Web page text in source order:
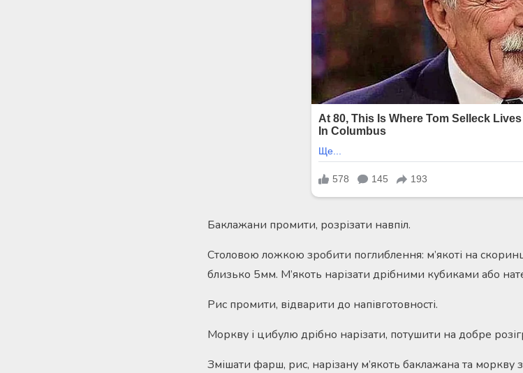
Баклажани промити, розрізати навпіл.
Столовою ложкою зробити поглиблення: м’якоті на
близько 5мм. М’якоть нарізати дрібними кубиками або
Рис промити, відварити до напівготовності.
Моркву і цибулю дрібно нарізати, потушити на добре
Змішати фарш, рис, нарізану м’якоть баклажана та